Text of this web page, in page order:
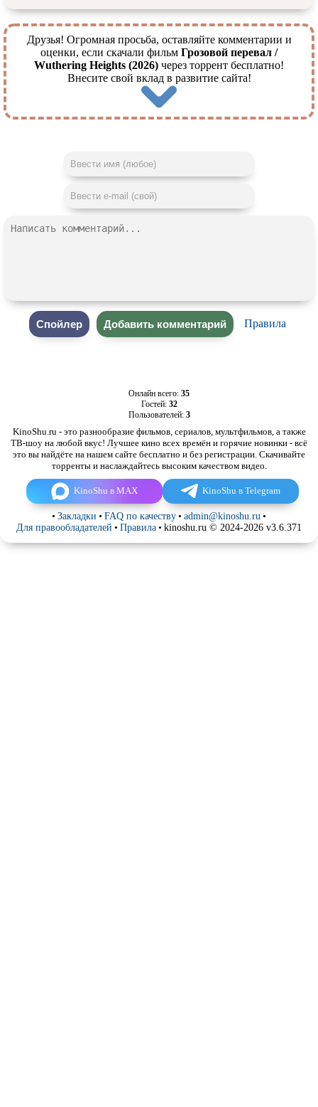
Друзья! Огромная просьба, оставляйте комментарии и
оценки, если скачали фильм Грозовой перевал /
Wuthering Heights (2026) через торрент бесплатно!
Внесите свой вклад в развитие сайта!
Правила
Онлайн всего: 35
Гостей: 32
Пользователей: 3
KinoShu.ru - это разнообразие фильмов, сериалов, мультфильмов, а также
ТВ-шоу на любой вкус! Лучшее кино всех времён и горячие новинки - всё
это вы найдёте на нашем сайте бесплатно и без регистрации. Скачивайте
торренты и наслаждайтесь высоким качеством видео.
KinoShu в MAX KinoShu в Telegram
• Закладки • FAQ по качеству • admin@kinoshu.ru •
Для правообладателей • Правила • kinoshu.ru © 2024-2026 v3.6.371